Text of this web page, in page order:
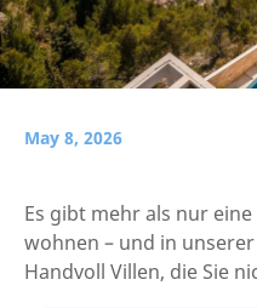
May 8, 2026
Es gibt mehr als nur
wohnen – und in
Handvoll Villen, die Sie